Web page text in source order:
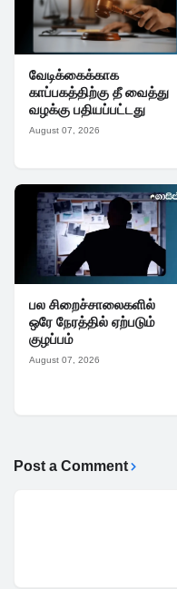
வேடிக்கைக்காக
காப்பகத்திற்கு தீ வைத்து
வழக்கு பதியப்பட்டது
August 07, 2026
பல சிறைச்சாலைகளில்
ஒரே நேரத்தில் ஏற்படும்
குழப்பம்
August 07, 2026
Post a Comment